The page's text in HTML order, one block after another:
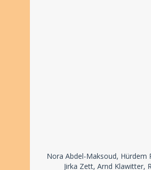
Nora Abdel-Maksoud, Hürdem
Jirka Zett, Arnd Klawitter,